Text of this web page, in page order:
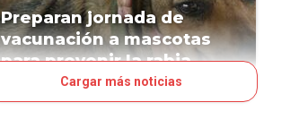
Preparan jornada de
vacunación a mascotas
para prevenir la rabia
Cargar más noticias